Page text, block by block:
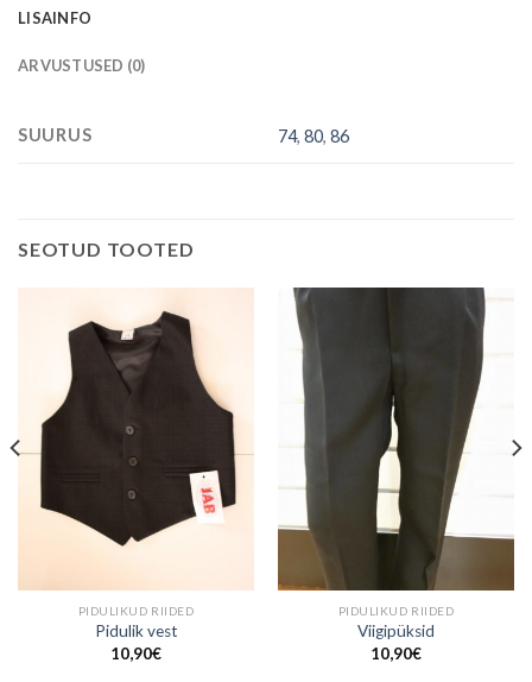
LISAINFO
ARVUSTUSED (0)
SUURUS 74,80,86
SEOTUD TOOTED
PIDULIKUD RIIDED
Pidulik vest
10,90€
PIDULIKUD RIIDED
Viigipüksid
10,90€